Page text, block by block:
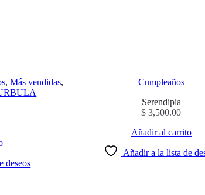
, Más vendidas,
deseos
Cumpleaños
Serendipia
$ 3,500.00
Añadir al carrito
Añadir a la lista de